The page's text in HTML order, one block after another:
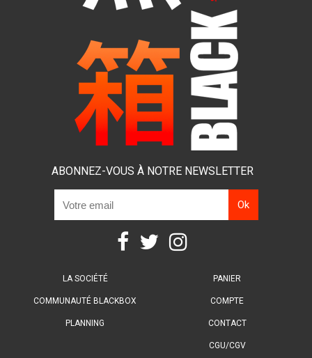
ABONNEZ-VOUS À NOTRE NEWSLETTER
LA SOCIÉTÉ
COMMUNAUTÉ BLACKBOX
PLANNING
PANIER
COMPTE
CONTACT
CGU/CGV